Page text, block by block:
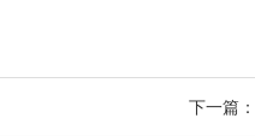
下一篇